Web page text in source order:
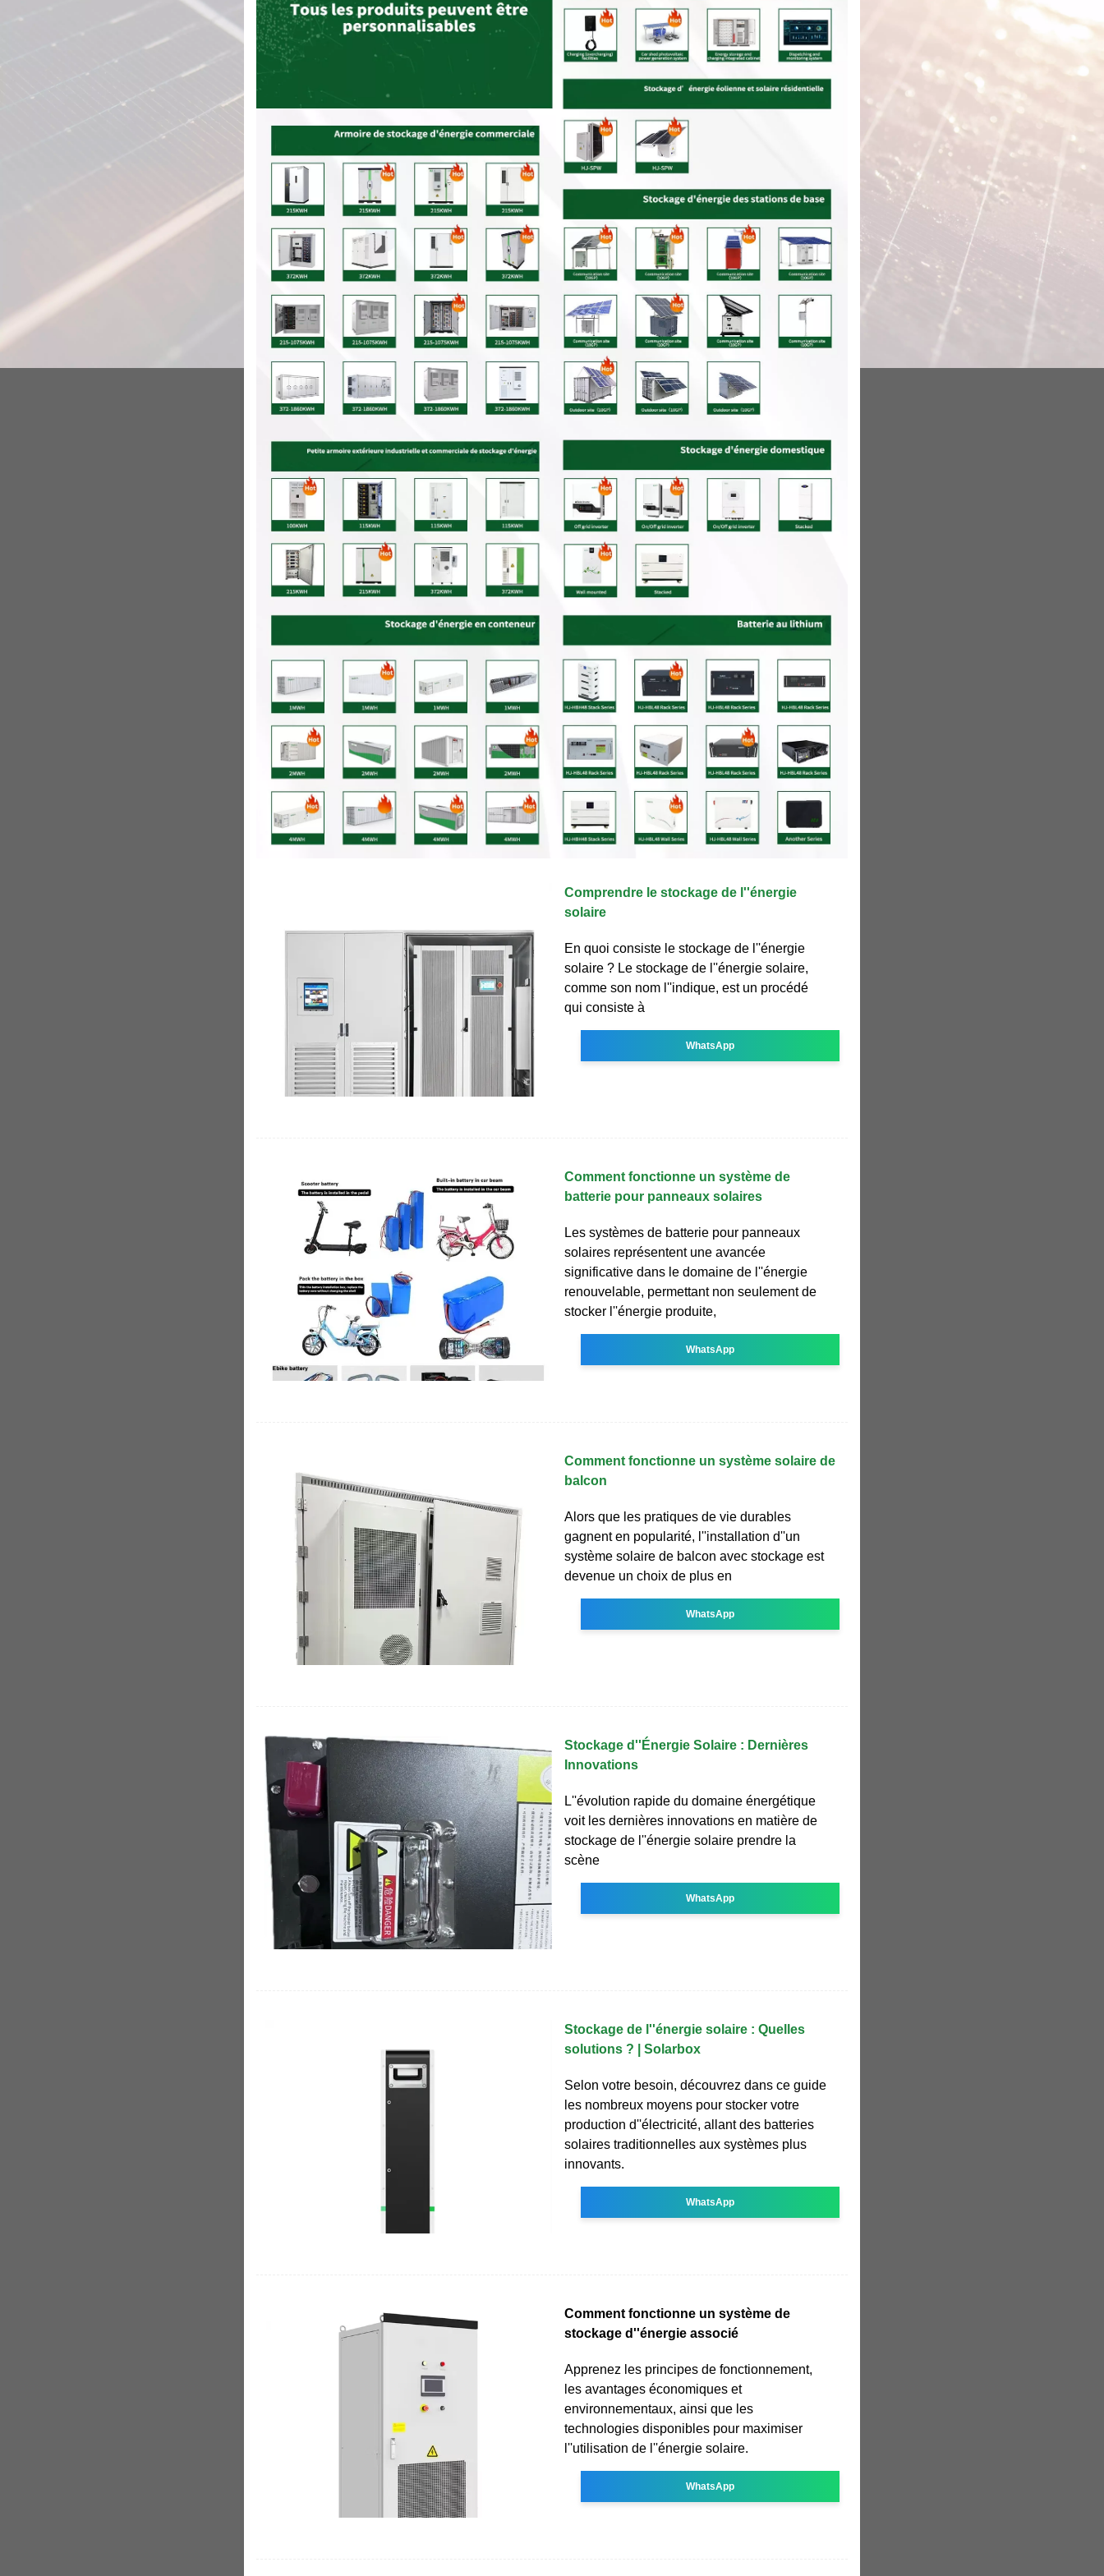
Comprendre le stockage de l''énergie
solaire
En quoi consiste le stockage de l''énergie
solaire ? Le stockage de l''énergie solaire,
comme son nom l''indique, est un procédé
qui consiste à
WhatsApp
Comment fonctionne un système de
batterie pour panneaux solaires
Les systèmes de batterie pour panneaux
solaires représentent une avancée
significative dans le domaine de l''énergie
renouvelable, permettant non seulement de
stocker l''énergie produite,
WhatsApp
Comment fonctionne un système solaire de
balcon
Alors que les pratiques de vie durables
gagnent en popularité, l''installation d''un
système solaire de balcon avec stockage est
devenue un choix de plus en
WhatsApp
Stockage d''Énergie Solaire : Dernières
Innovations
L''évolution rapide du domaine énergétique
voit les dernières innovations en matière de
stockage de l''énergie solaire prendre la
scène
WhatsApp
Stockage de l''énergie solaire : Quelles
solutions ? | Solarbox
Selon votre besoin, découvrez dans ce guide
les nombreux moyens pour stocker votre
production d''électricité, allant des batteries
solaires traditionnelles aux systèmes plus
innovants.
WhatsApp
Comment fonctionne un système de
stockage d''énergie associé
Apprenez les principes de fonctionnement,
les avantages économiques et
environnementaux, ainsi que les
technologies disponibles pour maximiser
l''utilisation de l''énergie solaire.
WhatsApp